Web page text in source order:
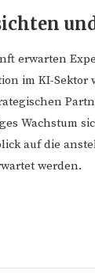
erwarten
im KI-
Wachstum
auf die
werden.